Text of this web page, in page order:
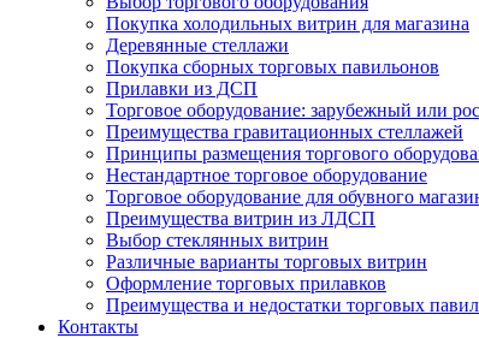
Покупка холодильных витрин для магазина
Деревянные стеллажи
Покупка сборных торговых павильонов
Прилавки из ДСП
Торговое оборудование: зарубежный или
Преимущества гравитационных стеллажей
Принципы размещения торгового
Нестандартное торговое оборудование
Торговое оборудование для обувного
Преимущества витрин из ЛДСП
Выбор стеклянных витрин
Различные варианты торговых витрин
Оформление торговых прилавков
Преимущества и недостатки торговых
Контакты